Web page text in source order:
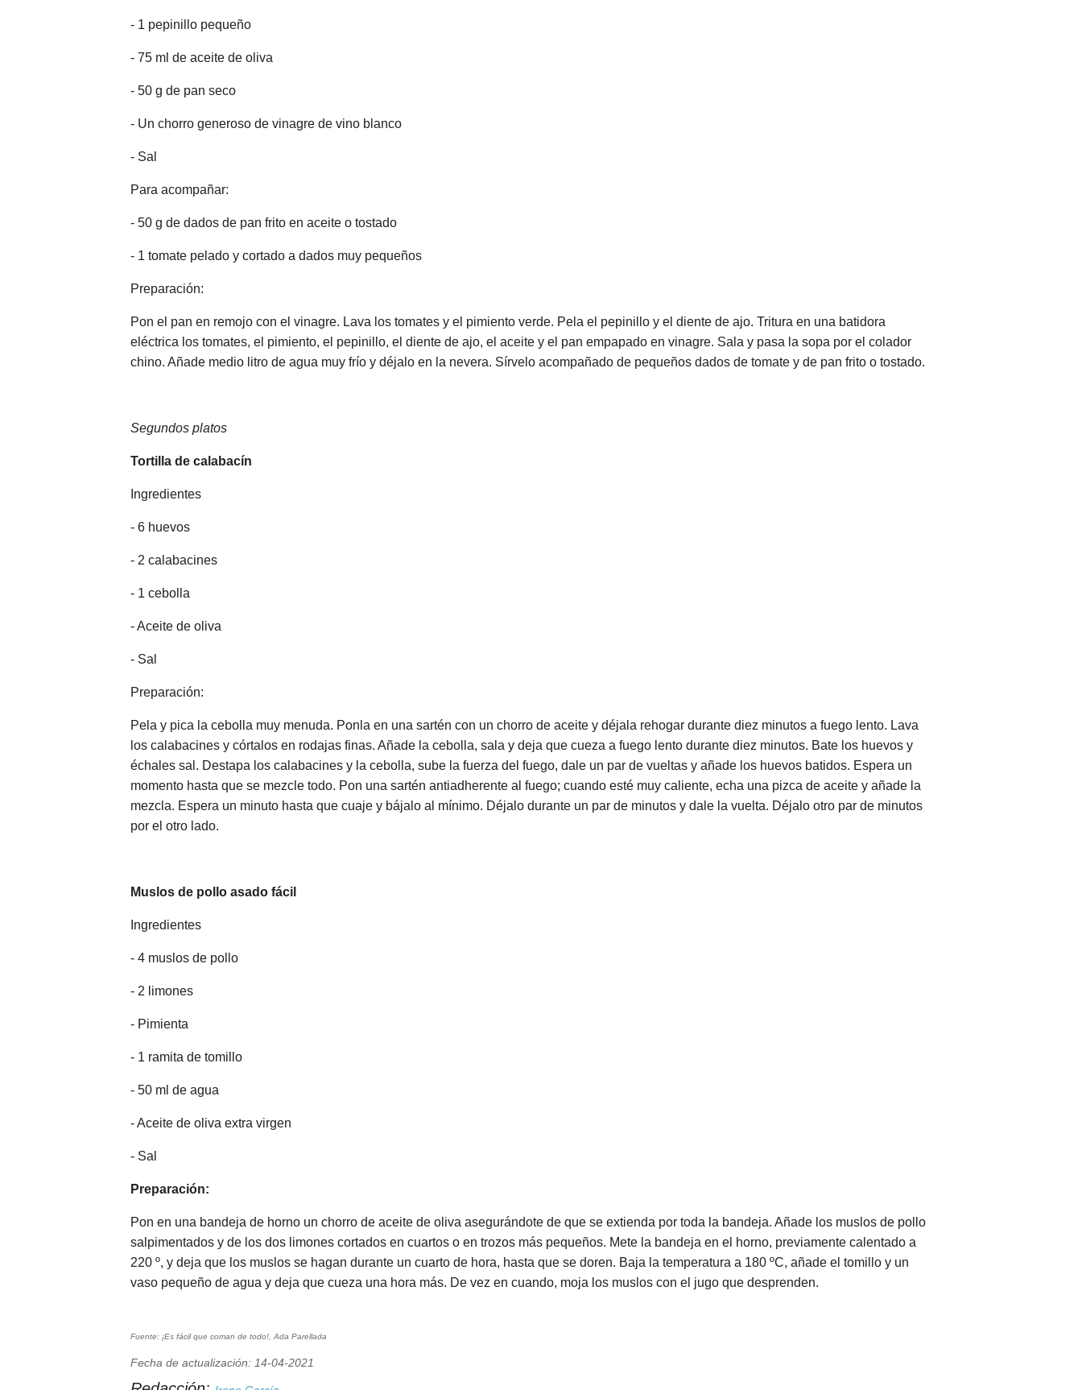
- 1 pepinillo pequeño
- 75 ml de aceite de oliva
- 50 g de pan seco
- Un chorro generoso de vinagre de vino blanco
- Sal
Para acompañar:
- 50 g de dados de pan frito en aceite o tostado
- 1 tomate pelado y cortado a dados muy pequeños
Preparación:
Pon el pan en remojo con el vinagre. Lava los tomates y el pimiento verde. Pela el pepinillo y el diente de ajo. Tritura en una batidora
eléctrica los tomates, el pimiento, el pepinillo, el diente de ajo, el aceite y el pan empapado en vinagre. Sala y pasa la sopa por el colador
chino. Añade medio litro de agua muy frío y déjalo en la nevera. Sírvelo acompañado de pequeños dados de tomate y de pan frito o tostado.
Segundos platos
Tortilla de calabacín
Ingredientes
- 6 huevos
- 2 calabacines
- 1 cebolla
- Aceite de oliva
- Sal
Preparación:
Pela y pica la cebolla muy menuda. Ponla en una sartén con un chorro de aceite y déjala rehogar durante diez minutos a fuego lento. Lava
los calabacines y córtalos en rodajas finas. Añade la cebolla, sala y deja que cueza a fuego lento durante diez minutos. Bate los huevos y
échales sal. Destapa los calabacines y la cebolla, sube la fuerza del fuego, dale un par de vueltas y añade los huevos batidos. Espera un
momento hasta que se mezcle todo. Pon una sartén antiadherente al fuego; cuando esté muy caliente, echa una pizca de aceite y añade la
mezcla. Espera un minuto hasta que cuaje y bájalo al mínimo. Déjalo durante un par de minutos y dale la vuelta. Déjalo otro par de minutos
por el otro lado.
Muslos de pollo asado fácil
Ingredientes
- 4 muslos de pollo
- 2 limones
- Pimienta
- 1 ramita de tomillo
- 50 ml de agua
- Aceite de oliva extra virgen
- Sal
Preparación:
Pon en una bandeja de horno un chorro de aceite de oliva asegurándote de que se extienda por toda la bandeja. Añade los muslos de pollo
salpimentados y de los dos limones cortados en cuartos o en trozos más pequeños. Mete la bandeja en el horno, previamente calentado a
220 º, y deja que los muslos se hagan durante un cuarto de hora, hasta que se doren. Baja la temperatura a 180 ºC, añade el tomillo y un
vaso pequeño de agua y deja que cueza una hora más. De vez en cuando, moja los muslos con el jugo que desprenden.
Fuente: ¡Es fácil que coman de todo!, Ada Parellada
Fecha de actualización: 14-04-2021